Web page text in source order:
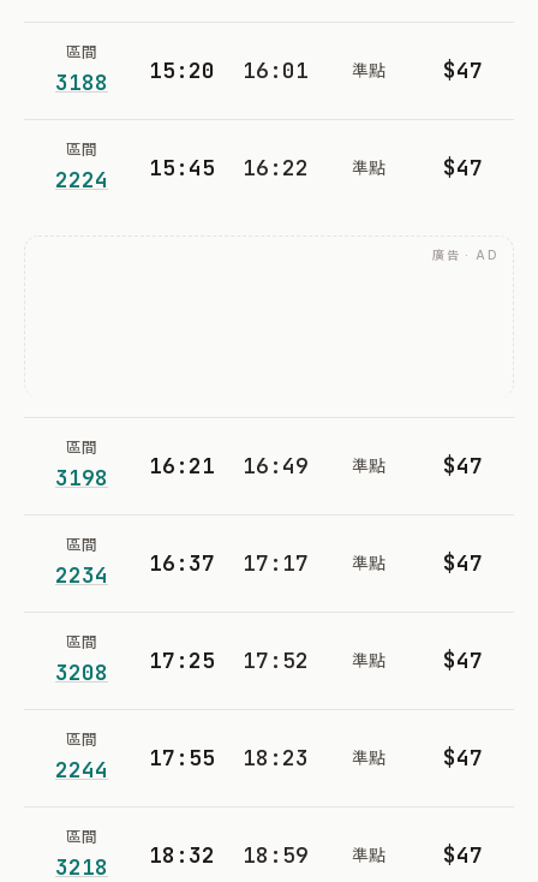
區間
3188 15:20 16:01 準點 $47
區間
2224 15:45 16:22 準點 $47
廣告 · AD
區間
3198 16:21 16:49 準點 $47
區間
2234 16:37 17:17 準點 $47
區間
3208 17:25 17:52 準點 $47
區間
2244 17:55 18:23 準點 $47
區間
3218 18:32 18:59 準點 $47